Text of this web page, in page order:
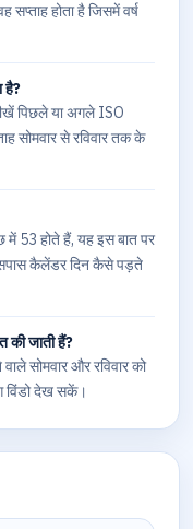
होता है जिसमें वर्ष
है?
पिछले या अगले ISO
सोमवार से रविवार तक के
में 53 होते हैं, यह इस बात पर
कैलेंडर दिन कैसे पड़ते
की जाती हैं?
सोमवार और रविवार को
विंडो देख सकें।